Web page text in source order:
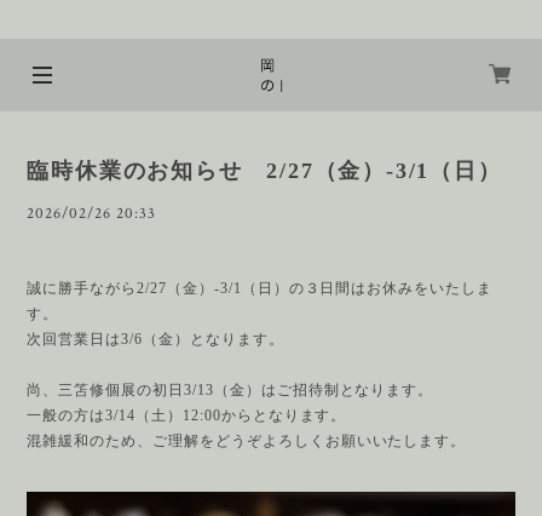
臨時休業のお知らせ 2/27（金）-3/1（日）
2026/02/26 20:33
誠に勝手ながら2/27（金）-3/1（日）の３日間はお休みをいたしま
す。
次回営業日は3/6（金）となります。
尚、三笘修個展の初日3/13（金）はご招待制となります。
一般の方は3/14（土）12:00からとなります。
混雑緩和のため、ご理解をどうぞよろしくお願いいたします。